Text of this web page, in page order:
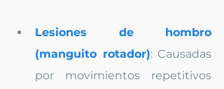
Lesiones de hombro
(manguito rotador): Causadas
por movimientos repetitivos